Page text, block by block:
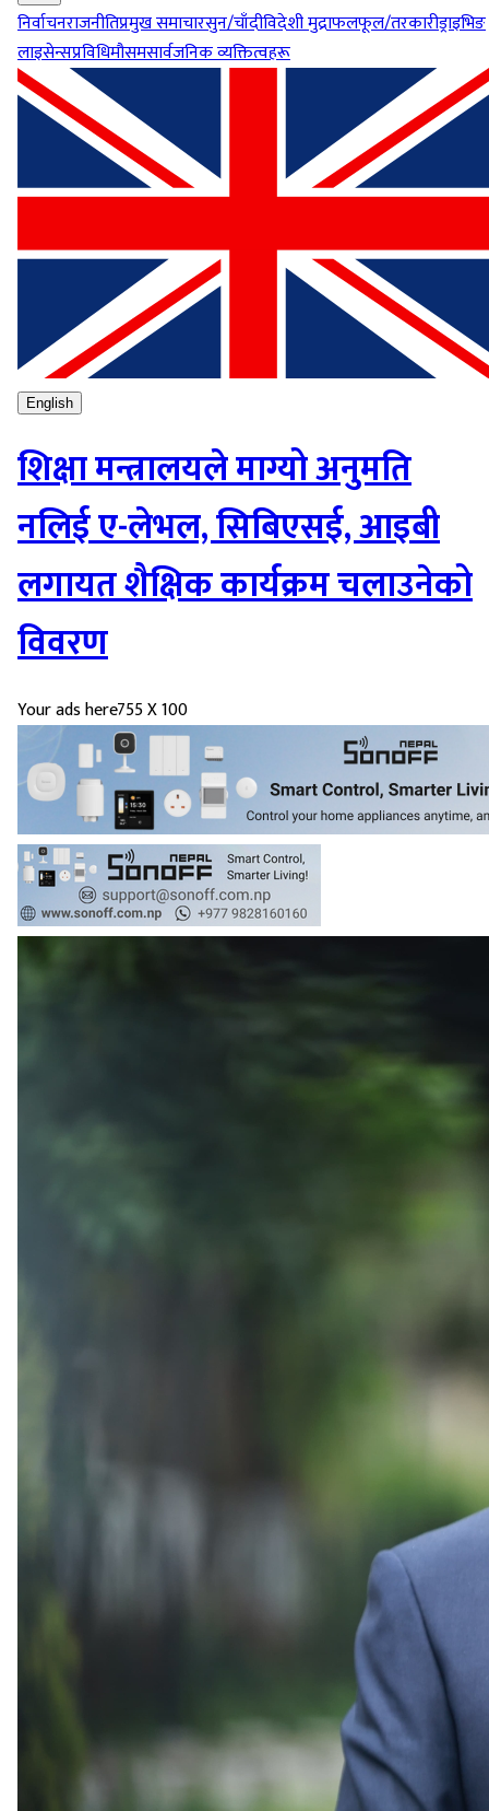
निर्वाचनराजनीतिप्रमुख समाचारसुन/चाँदीविदेशी मुद्राफलफूल/तरकारीड्राइभिङ
लाइसेन्सप्रविधिमौसमसार्वजनिक व्यक्तित्वहरू
English
शिक्षा मन्त्रालयले माग्यो अनुमति
नलिई ए-लेभल, सिबिएसई, आइबी
लगायत शैक्षिक कार्यक्रम चलाउनेको
विवरण
Your ads here755 X 100